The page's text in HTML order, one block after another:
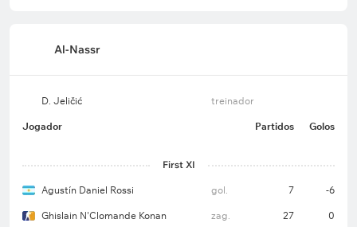
Al-Nassr
D. Jeličić treinador
Jogador Partidos Golos
First XI
Agustín Daniel Rossi gol. 7 -6
Ghislain N'Clomande Konan zag. 27 0